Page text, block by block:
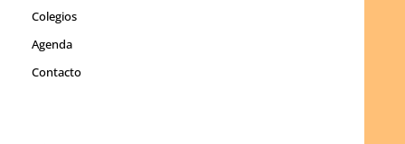
Colegios
Agenda
Contacto